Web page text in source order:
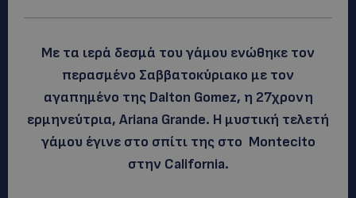
Με τα ιερά δεσμά του γάμου ενώθηκε τον
περασμένο Σαββατοκύριακο με τον
αγαπημένο της Dalton Gomez, η 27χρονη
ερμηνεύτρια, Ariana Grande. Η μυστική τελετή
γάμου έγινε στο σπίτι της στο Montecito
στην California.